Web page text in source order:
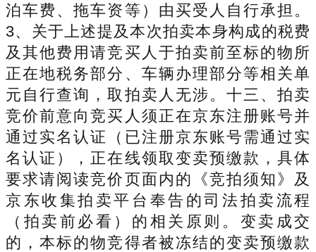
泊车费、拖车资等）由买受人自行承担。
3、关于上述提及本次拍卖本身构成的税费
及其他费用请竞买人于拍卖前至标的物所
正在地税务部分、车辆办理部分等相关单
元自行查询，取拍卖人无涉。十三、拍卖
竞价前意向竞买人须正在京东注册账号并
通过实名认证（已注册京东账号需通过实
名认证），正在线领取变卖预缴款，具体
要求请阅读竞价页面内的《竞拍须知》及
京东收集拍卖平台奉告的司法拍卖流程
（拍卖前必看）的相关原则。变卖成交
的，本标的物竞得者被冻结的变卖预缴款